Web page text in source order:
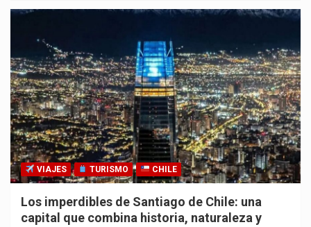
VIAJES TURISMO CHILE
Los imperdibles de Santiago de Chile: una
capital que combina historia, naturaleza y